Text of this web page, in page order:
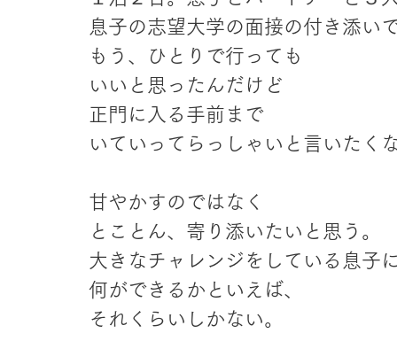
息子の志望大学の面接の付き添いで
もう、ひとりで行っても
いいと思ったんだけど
正門に入る手前まで
いていってらっしゃいと言いたく
甘やかすのではなく
とことん、寄り添いたいと思う。
大きなチャレンジをしている息子に
何ができるかといえば、
それくらいしかない。